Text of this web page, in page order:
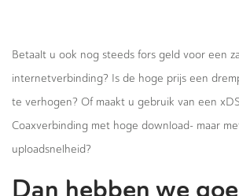
Betaalt u ook nog steeds fors geld voor een
internetverbinding? Is de hoge prijs een
te verhogen? Of maakt u gebruik van een
Coaxverbinding met hoge download- maar
uploadsnelheid?
Dan hebben we